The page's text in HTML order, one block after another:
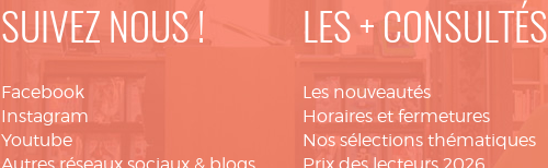
SUIVEZ NOUS !
Facebook
Instagram
Youtube
LES + CONSULTÉS
Les nouveautés
Horaires et fermetures
Nos sélections thématiques